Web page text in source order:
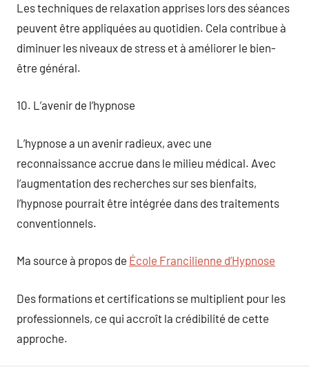
Les techniques de relaxation apprises lors des séances
peuvent être appliquées au quotidien. Cela contribue à
diminuer les niveaux de stress et à améliorer le bien-
être général.
10. L’avenir de l’hypnose
L’hypnose a un avenir radieux, avec une
reconnaissance accrue dans le milieu médical. Avec
l’augmentation des recherches sur ses bienfaits,
l’hypnose pourrait être intégrée dans des traitements
conventionnels.
Ma source à propos de École Francilienne d’Hypnose
Des formations et certifications se multiplient pour les
professionnels, ce qui accroît la crédibilité de cette
approche.